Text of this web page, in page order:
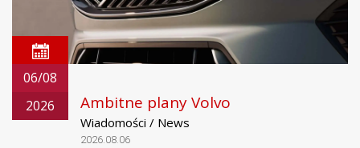
06/08
2026
Ambitne plany Volvo
Wiadomości / News
2026.08.06